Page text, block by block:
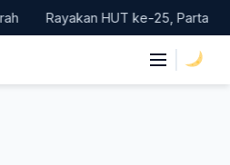
Rayakan HUT ke-25, Partai